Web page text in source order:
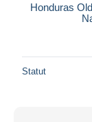
Honduras
Statut